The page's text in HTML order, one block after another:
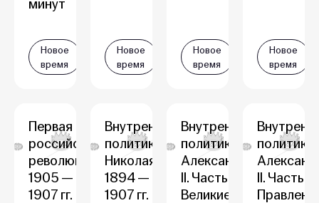
минут
Новое
время
Новое
время
Новое
время
Новое
время
Первая
российская
революция
1905 —
1907 гг.
Внутренняя
политика
Николая II в
1894 —
1907 гг.
Внутренняя
политика
Александра
II. Часть 2.
Великие
политика
II. Часть 1.